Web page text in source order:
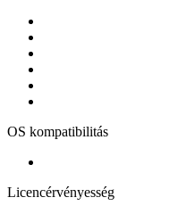
OS kompatibilitás
Licencérvényesség